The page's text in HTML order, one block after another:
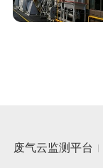
废气云监测平台